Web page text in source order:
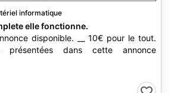
informatique
elle fonctionne.
disponible. __ 10€ pour le tout.
dans cette annonce